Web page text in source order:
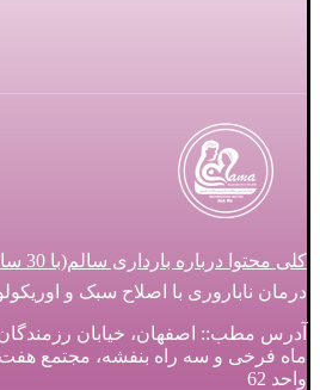
کلی محتوا درباره بارداری سالم(با 30 سال تجربه مامایی)
درمان ناباروری با اصلاح سبک و
آدرس مطب:: اصفهان، خیابان
واحد 62